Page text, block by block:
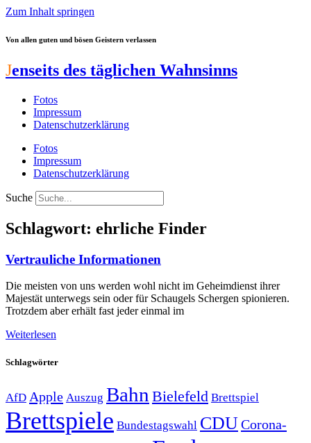
Zum Inhalt springen
Von allen guten und bösen Geistern verlassen
Jenseits des täglichen Wahnsinns
Fotos
Impressum
Datenschutzerklärung
Fotos
Impressum
Datenschutzerklärung
Suche
Schlagwort: ehrliche Finder
Vertrauliche Informationen
Die meisten von uns werden wohl nicht im Geheimdienst ihrer
Majestät unterwegs sein oder für Schaugels Schergen spionieren.
Trotzdem aber erhält fast jeder einmal im
Weiterlesen
Schlagwörter
AfD Apple Auszug Bahn Bielefeld Brettspiel
Brettspiele Bundestagswahl CDUCorona-